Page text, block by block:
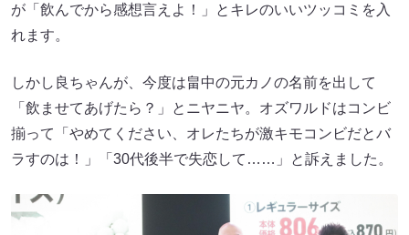
が「飲んでから感想言えよ！」とキレのいいツッコミを入
れます。
しかし良ちゃんが、今度は畠中の元カノの名前を出して
「飲ませてあげたら？」とニヤニヤ。オズワルドはコンビ
揃って「やめてください、オレたちが激キモコンビだとバ
ラすのは！」「30代後半で失恋して……」と訴えました。